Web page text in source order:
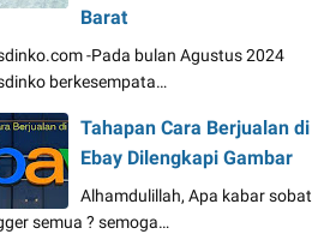
Barat
-Pada bulan Agustus 2024
berkesempata…
Tahapan Cara Berjualan di
Ebay Dilengkapi Gambar
Alhamdulillah, Apa kabar sobat
semua ? semoga…